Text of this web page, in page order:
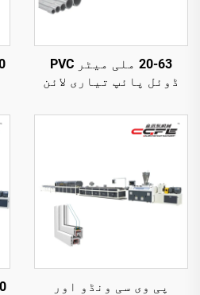
20-63 ملی میٹر PVC
ڈوئل پائپ تیاری لائن
پی وی سی ونڈو اور